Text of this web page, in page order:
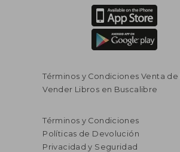
Términos y Condiciones Venta de
Vender Libros en Buscalibre
Términos y Condiciones
Políticas de Devolución
Privacidad y Seguridad